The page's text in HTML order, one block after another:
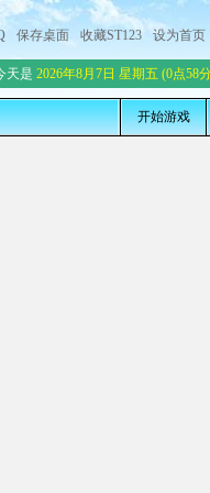
保存桌面 收藏ST123 设为首页
天是 2026年8月7日 星期五 (0点58